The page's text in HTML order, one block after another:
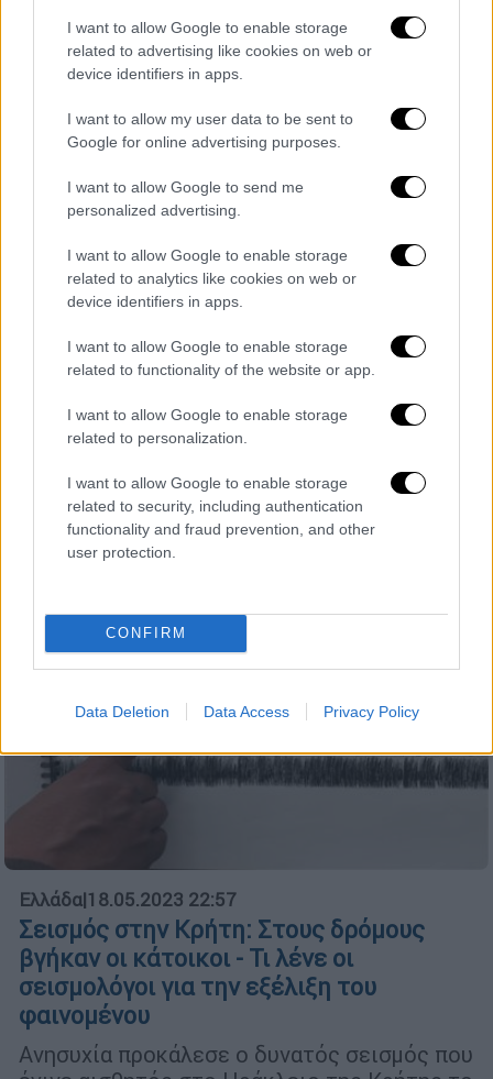
I want to allow Google to enable storage
related to advertising like cookies on web or
device identifiers in apps.
I want to allow my user data to be sent to
Google for online advertising purposes.
I want to allow Google to send me
personalized advertising.
I want to allow Google to enable storage
related to analytics like cookies on web or
device identifiers in apps.
I want to allow Google to enable storage
related to functionality of the website or app.
I want to allow Google to enable storage
related to personalization.
I want to allow Google to enable storage
related to security, including authentication
functionality and fraud prevention, and other
user protection.
CONFIRM
Data Deletion Data Access Privacy Policy
Τεχνολογία |18.05.2023 23:00
Νίκη Google, Facebook, Twitter στο
Ανώτατο Δικαστήριο: «Δεν έχουν
ευθύνη για το εξτρεμιστικό περιεχόμενο
των χρηστών»
Συγγενείς θυμάτων τρομοκρατική
ενεργειών είχαν μηνύσεις τις εταιρείες για
προπαγάνδα υπέρ του Ισλαμικού Κράτους
Ελλάδα|18.05.2023 22:57
Σεισμός στην Κρήτη: Στους δρόμους
βγήκαν οι κάτοικοι - Τι λένε οι
σεισμολόγοι για την εξέλιξη του
φαινομένου
Ανησυχία προκάλεσε ο δυνατός σεισμός που